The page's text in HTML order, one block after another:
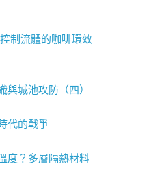
制流體的咖啡環效
與城池攻防（四）
代的戰爭
度？多層隔熱材料